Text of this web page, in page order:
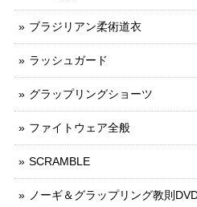
ブラジリアン柔術道衣
ラッシュガード
グラップリングショーツ
ファイトウェア全般
SCRAMBLE
ノーギ＆グラップリング教則